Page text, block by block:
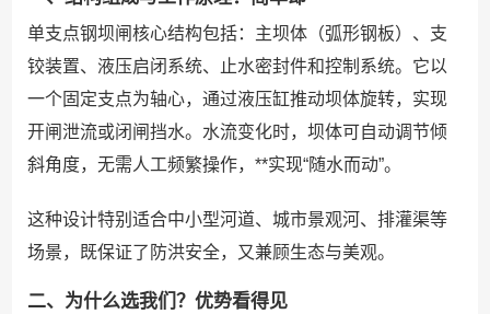
单支点钢坝闸核心结构包括：主坝体（弧形钢板）、支
铰装置、液压启闭系统、止水密封件和控制系统。它以
一个固定支点为轴心，通过液压缸推动坝体旋转，实现
开闸泄流或闭闸挡水。水流变化时，坝体可自动调节倾
斜角度，无需人工频繁操作，**实现“随水而动”。
这种设计特别适合中小型河道、城市景观河、排灌渠等
场景，既保证了防洪安全，又兼顾生态与美观。
二、为什么选我们？优势看得见